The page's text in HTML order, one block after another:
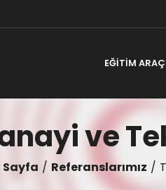
EĞİTİM
ve
Sayfa Referanslarımız